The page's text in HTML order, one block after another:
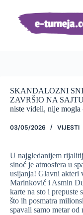
sadržaj
SKANDALOZNI
ZAVRŠIO NA
niste videli, nije mogla
03/05/2026 VIJESTI
U najgledanijem
sinoć je atmosfera u
usijanja! Glavni akteri
Marinković i Asmin
karte na sto i prepuste
što ih posmatra
spavali samo metar od